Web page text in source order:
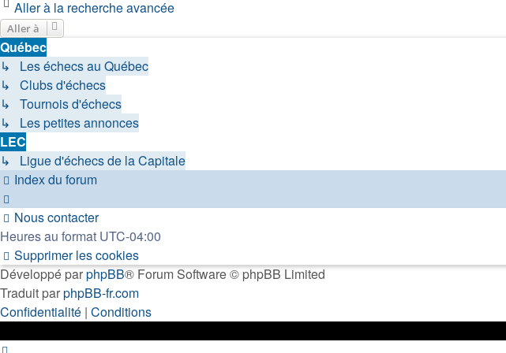
Aller à la recherche avancée
Aller à
Québec
↳ Les échecs au Québec
↳ Clubs d'échecs
↳ Tournois d'échecs
↳ Les petites annonces
LEC
↳ Ligue d'échecs de la Capitale
Index du forum
Nous contacter
Heures au format UTC-04:00
Supprimer les cookies
Développé parphpBB® Forum Software © phpBB Limited
Traduit parphpBB-fr.com
Confidentialité | Conditions